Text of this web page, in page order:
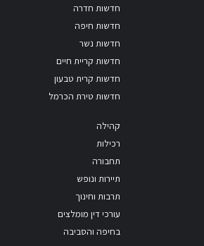
חדשות חדרה
חדשות חיפה
חדשות נשר
חדשות קריית חיים
חדשות קרית טבעון
חדשות טירת הכרמל
קהילה
רכילות
תחבורה
תיירות ונופש
תרבות וחינוך
עורכי דין מומלצים
בחיפה והסביבה